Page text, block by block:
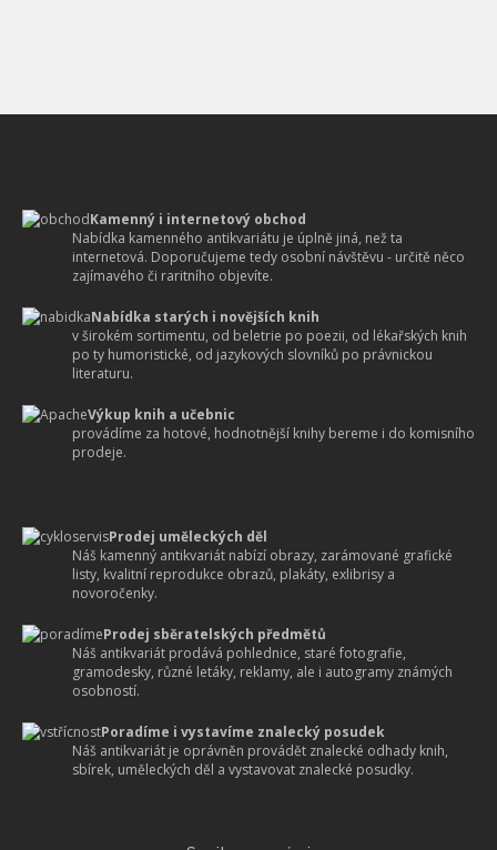
Kamenný i internetový obchod
Nabídka kamenného antikvariátu je úplně jiná, než ta
internetová. Doporučujeme tedy osobní návštěvu - určitě něco
zajímavého či raritního objevíte.
Nabídka starých i novějších knih
v širokém sortimentu, od beletrie po poezii, od lékařských knih
po ty humoristické, od jazykových slovníků po právnickou
literaturu.
Výkup knih a učebnic
provádíme za hotové, hodnotnější knihy bereme i do komisního
prodeje.
Prodej uměleckých děl
Náš kamenný antikvariát nabízí obrazy, zarámované grafické
listy, kvalitní reprodukce obrazů, plakáty, exlibrisy a
novoročenky.
Prodej sběratelských předmětů
Náš antikvariát prodává pohlednice, staré fotografie,
gramodesky, různé letáky, reklamy, ale i autogramy známých
osobností.
Poradíme i vystavíme znalecký posudek
Náš antikvariát je oprávněn provádět znalecké odhady knih,
sbírek, uměleckých děl a vystavovat znalecké posudky.